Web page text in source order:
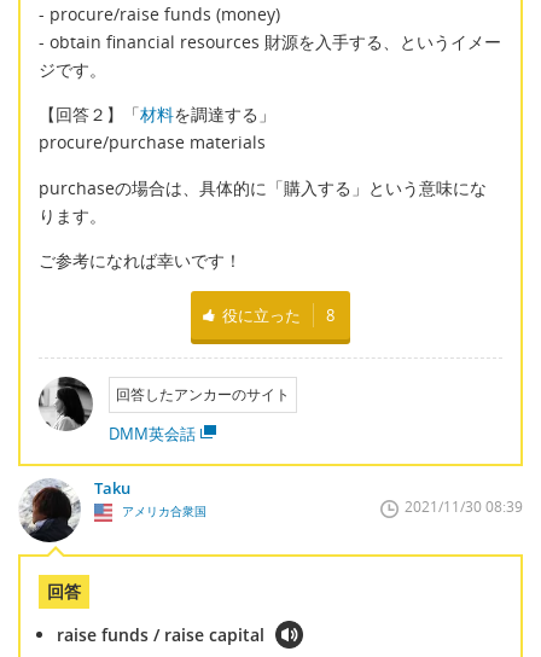
- procure/raise funds (money)
- obtain financial resources 財源を入手する、というイメー
ジです。
【回答２】「材料を調達する」
procure/purchase materials
purchaseの場合は、具体的に「購入する」という意味にな
ります。
ご参考になれば幸いです！
役に立った 8
回答したアンカーのサイト
DMM英会話
Taku
アメリカ合衆国 2021/11/30 08:39
回答
raise funds / raise capital